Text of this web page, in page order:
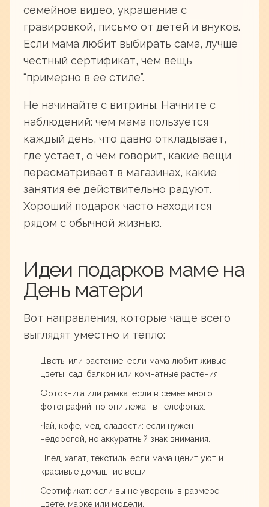
семейное видео, украшение с
гравировкой, письмо от детей и внуков.
Если мама любит выбирать сама, лучше
честный сертификат, чем вещь
“примерно в ее стиле”.
Не начинайте с витрины. Начните с
наблюдений: чем мама пользуется
каждый день, что давно откладывает,
где устает, о чем говорит, какие вещи
пересматривает в магазинах, какие
занятия ее действительно радуют.
Хороший подарок часто находится
рядом с обычной жизнью.
Идеи подарков маме на
День матери
Вот направления, которые чаще всего
выглядят уместно и тепло:
Цветы или растение: если мама любит живые
цветы, сад, балкон или комнатные растения.
Фотокнига или рамка: если в семье много
фотографий, но они лежат в телефонах.
Чай, кофе, мед, сладости: если нужен
недорогой, но аккуратный знак внимания.
Плед, халат, текстиль: если мама ценит уют и
красивые домашние вещи.
Сертификат: если вы не уверены в размере,
цвете, марке или модели.